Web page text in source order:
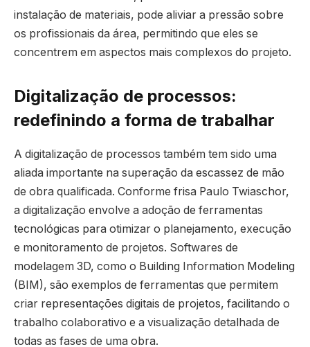
instalação de materiais, pode aliviar a pressão sobre
os profissionais da área, permitindo que eles se
concentrem em aspectos mais complexos do projeto.
Digitalização de processos:
redefinindo a forma de trabalhar
A digitalização de processos também tem sido uma
aliada importante na superação da escassez de mão
de obra qualificada. Conforme frisa Paulo Twiaschor,
a digitalização envolve a adoção de ferramentas
tecnológicas para otimizar o planejamento, execução
e monitoramento de projetos. Softwares de
modelagem 3D, como o Building Information Modeling
(BIM), são exemplos de ferramentas que permitem
criar representações digitais de projetos, facilitando o
trabalho colaborativo e a visualização detalhada de
todas as fases de uma obra.